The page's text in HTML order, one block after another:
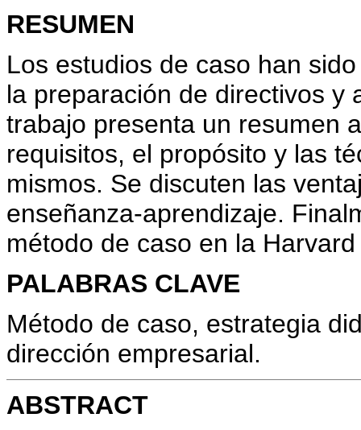
RESUMEN
Los estudios de caso han
la preparación de directivos y
trabajo presenta un resumen
requisitos, el propósito y las
mismos. Se discuten las
enseñanza-aprendizaje.
método de caso en la
PALABRAS CLAVE
Método de caso, estrategia
dirección empresarial.
ABSTRACT